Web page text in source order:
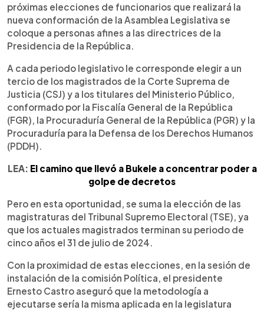
próximas elecciones de funcionarios que realizará la
nueva conformación de la Asamblea Legislativa se
coloque a personas afines a las directrices de la
Presidencia de la República.
A cada periodo legislativo le corresponde elegir a un
tercio de los magistrados de la Corte Suprema de
Justicia (CSJ) y a los titulares del Ministerio Público,
conformado por la Fiscalía General de la República
(FGR), la Procuraduría General de la República (PGR) y la
Procuraduría para la Defensa de los Derechos Humanos
(PDDH).
LEA: El camino que llevó a Bukele a concentrar poder a
golpe de decretos
Pero en esta oportunidad, se suma la elección de las
magistraturas del Tribunal Supremo Electoral (TSE), ya
que los actuales magistrados terminan su periodo de
cinco años el 31 de julio de 2024.
Con la proximidad de estas elecciones, en la sesión de
instalación de la comisión Política, el presidente
Ernesto Castro aseguró que la metodología a
ejecutarse sería la misma aplicada en la legislatura